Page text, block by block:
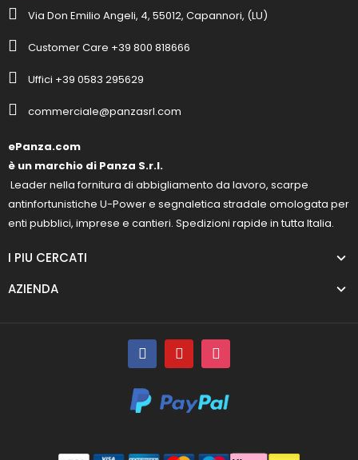
Via Don Emilio Angeli, 4, 55012, Capannori, (LU)
Customer Care +39 800 818666
Uffici +39 0583 295629
commerciale@panzasrl.com
ePanza.com
è un marchio di Panza S.r.l.
Leader nella fornitura di abbigliamento da lavoro, scarpe
antinfortunistiche U-Power e segnaletica stradale omologata per
enti pubblici, imprese e cantieri. Spedizioni rapide in tutta Italia.
I PIU CERCATI
AZIENDA